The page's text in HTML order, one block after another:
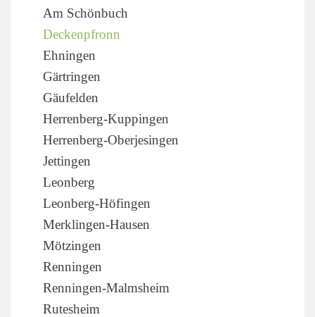
Am Schönbuch
Deckenpfronn
Ehningen
Gärtringen
Gäufelden
Herrenberg-Kuppingen
Herrenberg-Oberjesingen
Jettingen
Leonberg
Leonberg-Höfingen
Merklingen-Hausen
Mötzingen
Renningen
Renningen-Malmsheim
Rutesheim